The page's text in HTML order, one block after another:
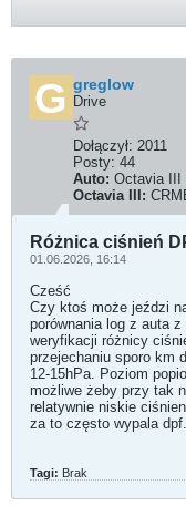
greglow
Drive
Dołączył: 2011
Posty: 44
Auto: Octavia III
Octavia III:
Różnica ciśnień
01.06.2026, 16:14
Cześć
Czy ktoś może jeździ
porównania log z auta
weryfikacji różnicy
przejechaniu sporo km
12-15hPa. Poziom
możliwe żeby przy tak
relatywnie niskie
za to często wypala
Tagi: Brak